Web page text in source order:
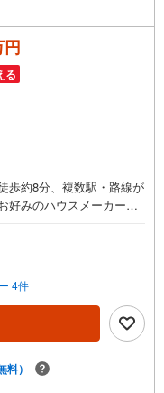
る
歩約8分、複数駅・路線が
好みのハウスメーカーで
、お車の出し入れもスム
）のゆとりの広さで家
広い建築プランに対応
明るい光が差し込む開
近隣商業地域に位置し、
につき、収益マンション
上記時間はお電話が繋が
4件
料）